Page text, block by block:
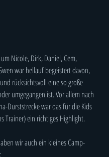
Nicole, Dirk, Daniel, Cem,
war hellauf begeistert davon,
rücksichtsvoll eine so große
umgegangen ist. Vor allem nach
Durststrecke war das für die Kids
Trainer) ein richtiges Highlight.
wir auch ein kleines Camp-